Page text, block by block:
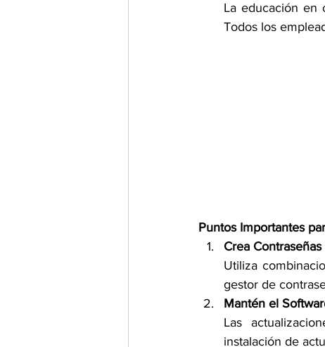
La educación en
Todos los
Puntos Importantes
Crea
Utiliza
gestor de
Mantén el
Las
instalación de